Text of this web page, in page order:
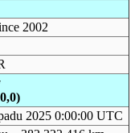
2002
2025 0:00:00 UTC